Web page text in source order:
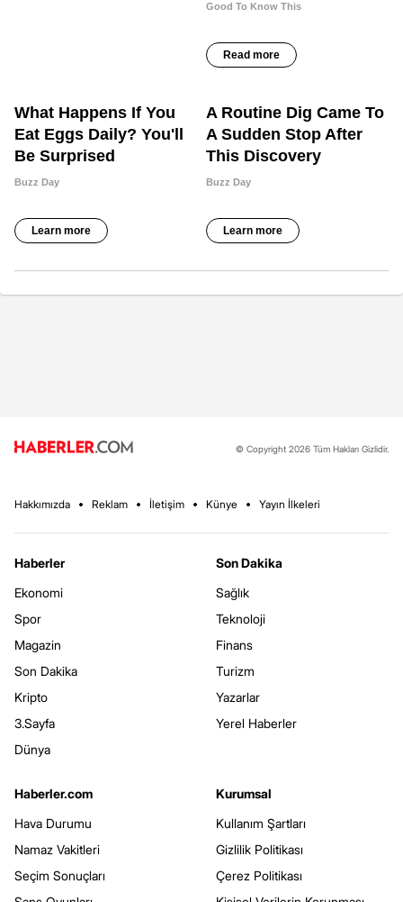
© Copyright 2026 Tüm Hakları Gizlidir.
Hakkımızda Reklam İletişim Künye Yayın İlkeleri
Haberler
Ekonomi
Spor
Magazin
Son Dakika
Kripto
3.Sayfa
Dünya
Son Dakika
Sağlık
Teknoloji
Finans
Turizm
Yazarlar
Yerel Haberler
Haberler.com
Hava Durumu
Namaz Vakitleri
Seçim Sonuçları
Kurumsal
Kullanım Şartları
Gizlilik Politikası
Çerez Politikası